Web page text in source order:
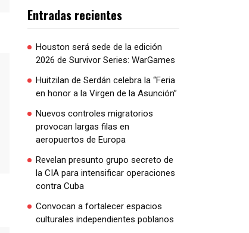
Entradas recientes
Houston será sede de la edición
2026 de Survivor Series: WarGames
Huitzilan de Serdán celebra la “Feria
en honor a la Virgen de la Asunción”
Nuevos controles migratorios
provocan largas filas en
aeropuertos de Europa
Revelan presunto grupo secreto de
la CIA para intensificar operaciones
contra Cuba
Convocan a fortalecer espacios
culturales independientes poblanos